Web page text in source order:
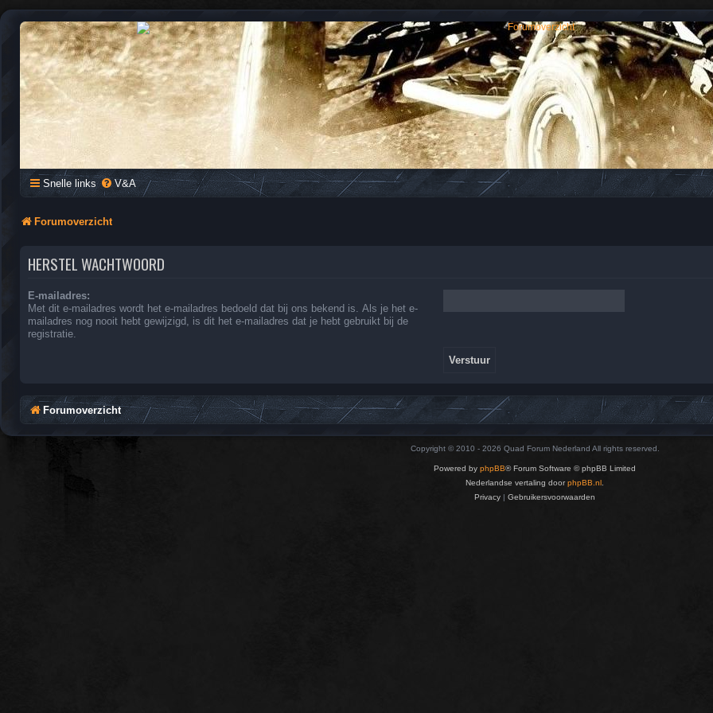
QUAD FORUM NEDERLAND
Het Quad Forum van Nederland en Vlaanderen, voor al je vragen en antwoorden over Quads en ATV's.
Snelle links V&A
Forumoverzicht
HERSTEL WACHTWOORD
E-mailadres:
Met dit e-mailadres wordt het e-mailadres bedoeld dat bij ons bekend is. Als je het e-
mailadres nog nooit hebt gewijzigd, is dit het e-mailadres dat je hebt gebruikt bij de
registratie.
Forumoverzicht
Copyright © 2010 - 2026 Quad Forum Nederland All rights reserved.
Powered by phpBB® Forum Software © phpBB Limited
Nederlandse vertaling doorphpBB.nl
Privacy | Gebruikersvoorwaarden